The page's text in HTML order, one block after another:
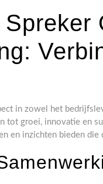
in zowel het
tot groei, innovatie en
en inzichten bieden